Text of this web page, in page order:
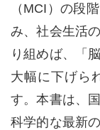
（MCI）の段
み、社会生活
り組めば、「
大幅に下げら
す。本書は、
科学的な最新